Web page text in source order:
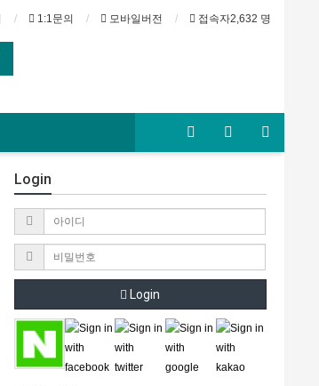
1:1문의 모바일버전 접속자2,632 명
Login
Login